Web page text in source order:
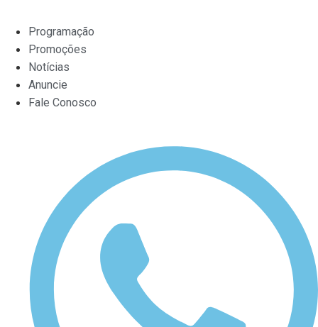
Programação
Promoções
Notícias
Anuncie
Fale Conosco